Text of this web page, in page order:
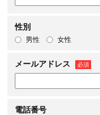
性別
男性 女性
メールアドレス 必須
電話番号